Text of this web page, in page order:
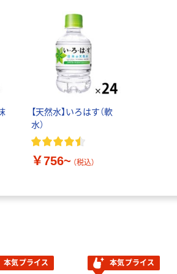
【天然水】いろはす（軟
水）
￥756~ （税込）
本気プライス 本気プライス